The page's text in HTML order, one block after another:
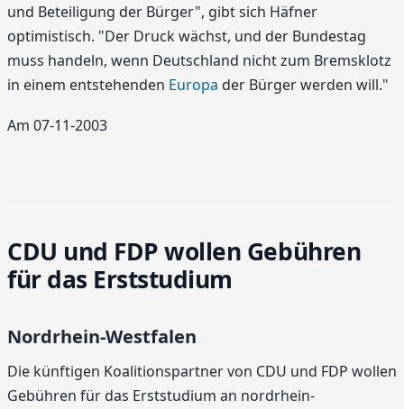
und Beteiligung der Bürger", gibt sich Häfner
optimistisch. "Der Druck wächst, und der Bundestag
muss handeln, wenn Deutschland nicht zum Bremsklotz
in einem entstehenden Europa der Bürger werden will."
Am 07-11-2003
CDU und FDP wollen Gebühren
für das Erststudium
Nordrhein-Westfalen
Die künftigen Koalitionspartner von CDU und FDP wollen
Gebühren für das Erststudium an nordrhein-